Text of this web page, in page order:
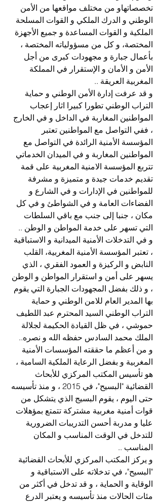
تخصصاتهاو من مختلف مواقعها من الأمن
الوطني و الدرك الملكي و القوات المسلحة
الملكية و القوات المساعدة و جميع الأجهزة
المختصة، و كل من مسؤولياته المختصة ،
بأعمال جبارة و مجهودات كبرى من أجل
الأمن و الأمان و الإستقرار في المملكة
المغربية العريقة ..
و قد عرفت إدارة الأمن الوطني و حماية
التراب الوطني تطورا كبيرا اثار إعجاب
المواطنين المغاربة في الداخل و في الخارج
، ففي التواصل مع المواطنين تعتبر
المؤسسة الأمنية الرائدة في التواصل مع
المواطنين المغاربة و في الميدان الخدماتي
تتربع المؤسسة الامنية المغربية على قمة
تقديم خدمات جيدة و متميزة و مشرفة
للمواطنين في الإدارات و في الشارع و
الفضاءات العامة و في الشواطئ و في كل
مكان ، جنبا إلى جنب مع باقي السلطات
التي تسهر على خدمة المواطن و الوطن ..
و في التدخلات الأمنية الميدانية و الاستباقية
، تعتبر المؤسسة الأمنية المغربية، القلب
النابض و الركيزة و العمود الفقري ، الذي
يسهر على أمن و استقرار المواطن و الوطن
، و ذلك بفضل المجهودات الجبارة التي يقوم
بها المدير العام للامن الوطني و حماية
التراب الوطني السيد المحترم عبد اللطيف
حموشي ، في ظل القيادة الحكيمة لجلالة
الملك محمد السادس حفظه الله و نصره..
و من أعظم ما حققته المؤسسات الأمنية
المغربية و بفضل الرعاية الملكية السامية ،
هو تأسيس المكتب المركزي للأبحاث
القضائية "البسيح"، في 2015 ، و منذ تأسيسه
حتى اليوم ، يقوم البسيج الذي يتشكل من
قوات أمنية مغربية مشتركة تتمتع بمؤهلات
عليا و مدربة أحسن التدريبات الضرورية
للتدخل في الوقت المناسب و المكان
المناسب ..
و يركز المكتب المركزي للأبحاث القضائية
"البسيح"، في تدخلاته على الاستباقية و
الوقاية و الحماية ، و قد تدخل في أكثر من
مئات الحالات منذ تأسيسه و يعتبر الدرع